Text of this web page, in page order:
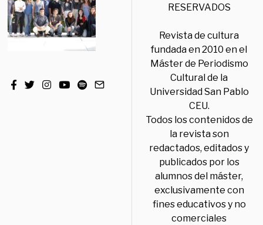
RESERVADOS
Revista de cultura
fundada en 2010 en el
Máster de Periodismo
Cultural de la
Universidad San Pablo
CEU.
Todos los contenidos de
la revista son
redactados, editados y
publicados por los
alumnos del máster,
exclusivamente con
fines educativos y no
comerciales